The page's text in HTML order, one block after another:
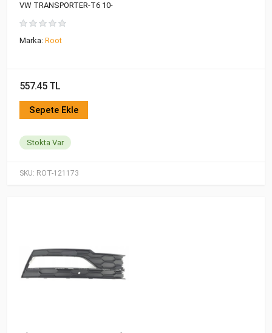
SKU: ROT-121173
VW TRANSPORTER-T6 10-
Marka: Root
557.45 TL
Sepete Ekle
Stokta Var